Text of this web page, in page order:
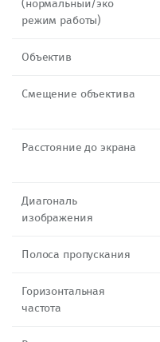
(нормальный/эко
режим работы)
Объектив
Смещение объектива
Расстояние до экрана
Диагональ
изображения
Полоса пропускания
Горизонтальная
частота